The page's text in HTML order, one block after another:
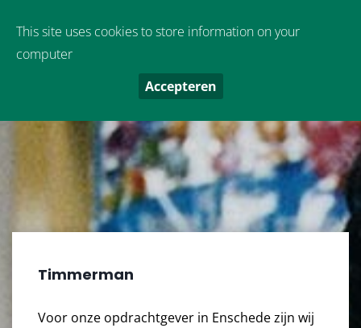
Timmerman
Voor onze opdrachtgever in Enschede zijn wij
This site uses cookies to store information on your
computer
Accepteren